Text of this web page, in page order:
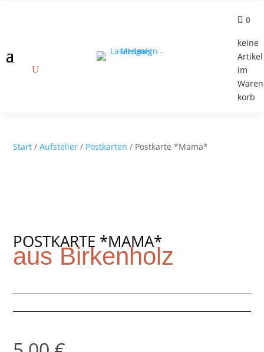
 0
keine
Artikel
im
Waren
korb
Start /Aufsteller / Postkarten / Postkarte *Mama*
POSTKARTE *MAMA*
aus Birkenholz